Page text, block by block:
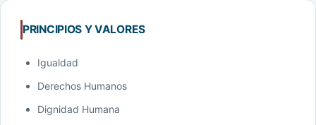
PRINCIPIOS Y VALORES
Igualdad
Derechos Humanos
Dignidad Humana